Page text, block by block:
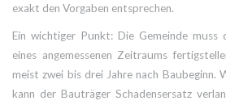
exakt den Vorgaben entsprechen.
Ein wichtiger Punkt: Die Gemeinde muss
eines angemessenen Zeitraums
meist zwei bis drei Jahre nach Baubeginn.
kann der Bauträger Schadensersatz